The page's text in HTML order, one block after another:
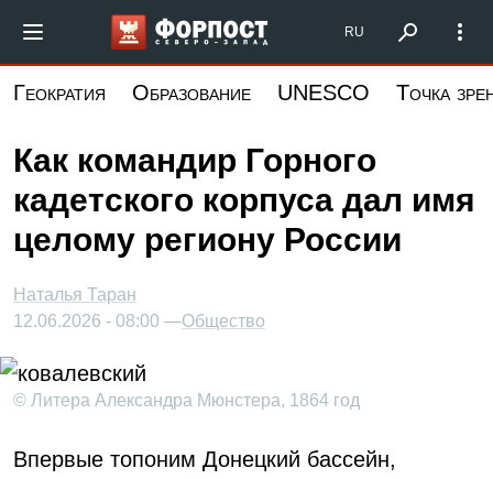
основному
Форпост Северо-Запад
RU
Геократия Образование UNESCO Точка
Как командир Горного
кадетского корпуса дал имя
целому региону России
Наталья Таран
12.06.2026 - 08:00 —Общество
© Литера Александра Мюнстера, 1864 год
Впервые топоним Донецкий бассейн,